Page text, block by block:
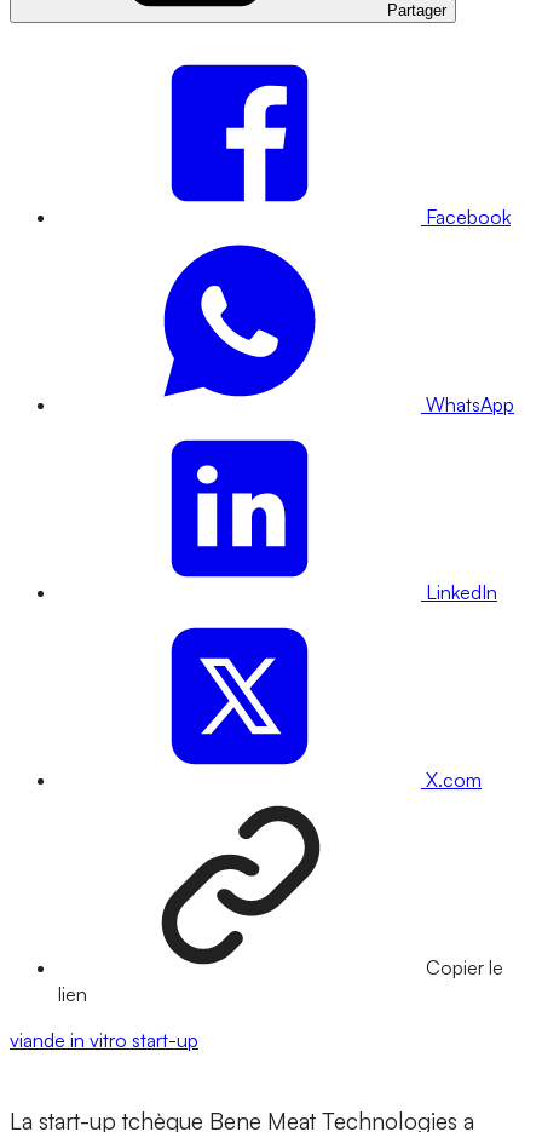
Partager
Facebook
WhatsApp
LinkedIn
X.com
Copier le
lien
viande in vitro start-up
La start-up tchèque Bene Meat Technologies a